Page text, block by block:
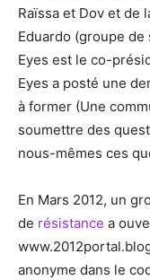
Raïssa et Dov et de
Eduardo (groupe de
Eyes est le co-
Eyes a posté une
à former (Une
soumettre des
nous-mêmes ces
En Mars 2012, un
de résistance a
anonyme dans le